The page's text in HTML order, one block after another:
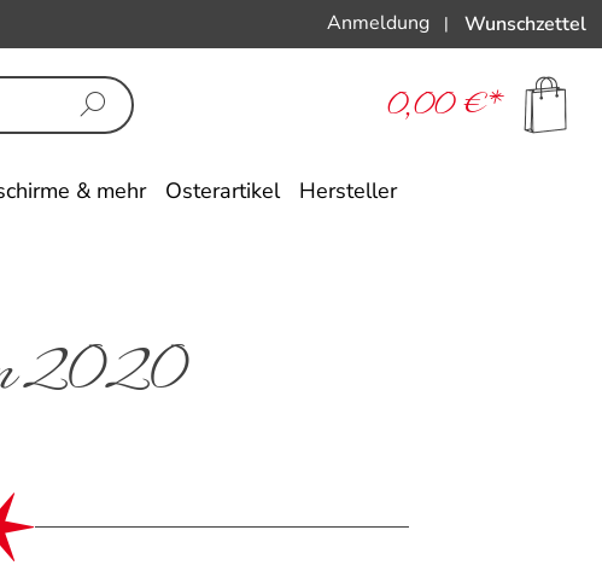
Anmeldung | Wunschzettel
0,00 €*
& mehr Osterartikel Hersteller
2020